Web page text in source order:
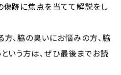
傷跡に焦点を当てて解説をし
、脇の臭いにお悩みの方、脇
いう方は、ぜひ最後までお読